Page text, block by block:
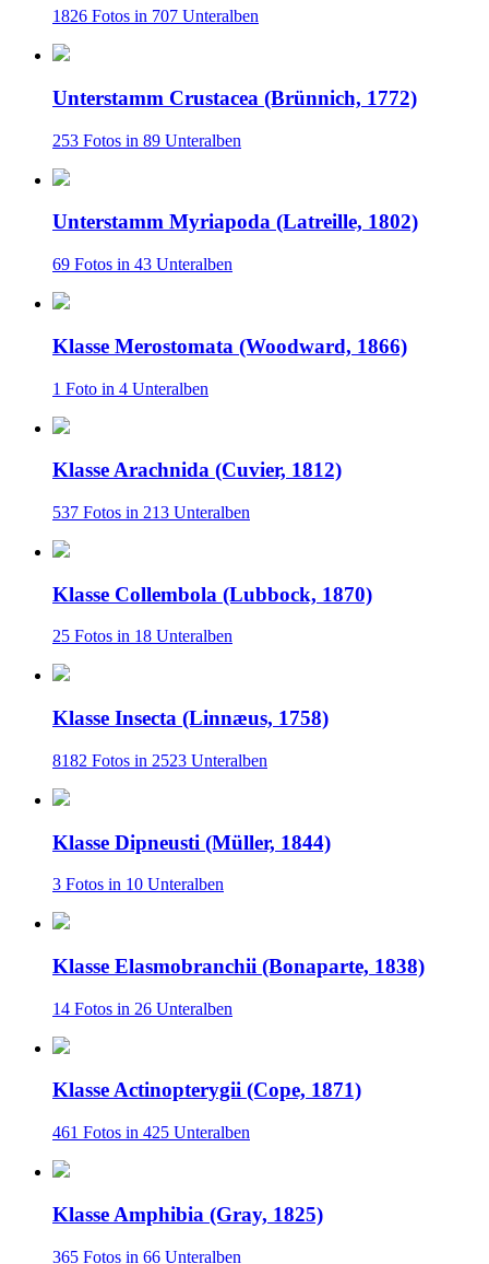
1826 Fotos in 707 Unteralben
Unterstamm Crustacea (Brünnich, 1772)
253 Fotos in 89 Unteralben
Unterstamm Myriapoda (Latreille, 1802)
69 Fotos in 43 Unteralben
Klasse Merostomata (Woodward, 1866)
1 Foto in 4 Unteralben
Klasse Arachnida (Cuvier, 1812)
537 Fotos in 213 Unteralben
Klasse Collembola (Lubbock, 1870)
25 Fotos in 18 Unteralben
Klasse Insecta (Linnæus, 1758)
8182 Fotos in 2523 Unteralben
Klasse Dipneusti (Müller, 1844)
3 Fotos in 10 Unteralben
Klasse Elasmobranchii (Bonaparte, 1838)
14 Fotos in 26 Unteralben
Klasse Actinopterygii (Cope, 1871)
461 Fotos in 425 Unteralben
Klasse Amphibia (Gray, 1825)
365 Fotos in 66 Unteralben